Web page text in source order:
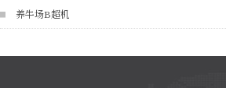
养牛场B超机